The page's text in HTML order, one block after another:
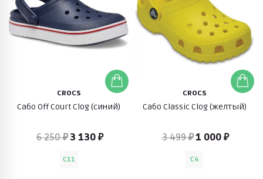
CROCS
Сабо Off Court Clog (синий)
6 250 ₽3 130 ₽
C11
CROCS
Сабо Classic Clog (желтый)
3 499 ₽1 000 ₽
C4